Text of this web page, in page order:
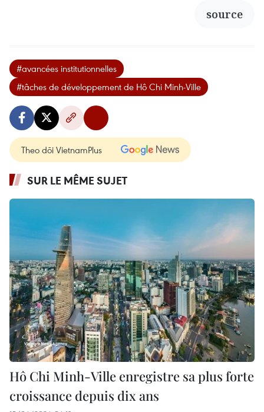
source
#avancées institutionnelles
#tâches de développement de Hô Chi Minh-Ville
Theo dõi VietnamPlus
SUR LE MÊME SUJET
Hô Chi Minh-Ville enregistre sa plus forte
croissance depuis dix ans